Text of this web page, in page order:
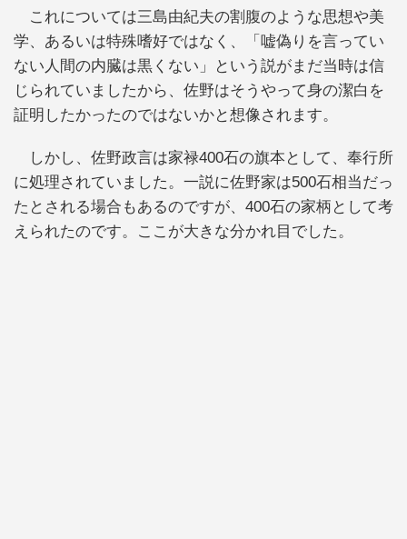
これについては三島由紀夫の割腹のような思想や美
学、あるいは特殊嗜好ではなく、「嘘偽りを言ってい
ない人間の内臓は黒くない」という説がまだ当時は信
じられていましたから、佐野はそうやって身の潔白を
証明したかったのではないかと想像されます。
しかし、佐野政言は家禄400石の旗本として、奉行所
に処理されていました。一説に佐野家は500石相当だっ
たとされる場合もあるのですが、400石の家柄として考
えられたのです。ここが大きな分かれ目でした。